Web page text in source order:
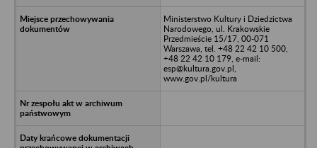
Ministerstwo Kultury i Dziedzictwa
Narodowego, ul. Krakowskie
Przedmieście 15/17, 00-071
Warszawa, tel. +48 22 42 10 500,
+48 22 42 10 179, e-mail:
esp@kultura.gov.pl,
www.gov.pl/kultura